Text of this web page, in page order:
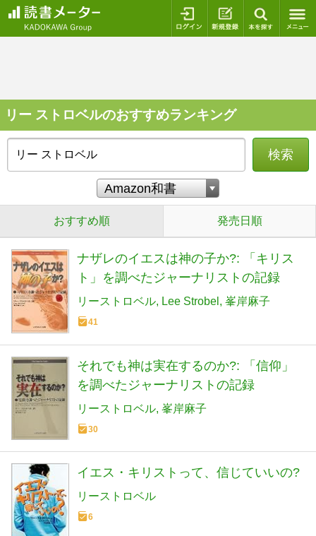
ログイン 新規登録
リー ストロベルのおすすめランキング
検索
おすすめ順 発売日順
ナザレのイエスは神の子か?: 「キリス
ト」を調べたジャーナリストの記録
リーストロベル Lee Strobel 峯岸麻子
41
それでも神は実在するのか?: 「信仰」
を調べたジャーナリストの記録
リーストロベル 峯岸麻子
30
イエス・キリストって、信じていいの?
リーストロベル
6